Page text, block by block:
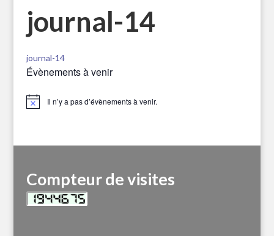
journal-14
journal-14
Évènements à venir
Notice Il n’y a pas d’évènements à venir.
Compteur de visites